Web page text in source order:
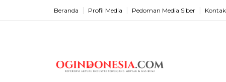
Beranda Profil Media Pedoman Media Siber